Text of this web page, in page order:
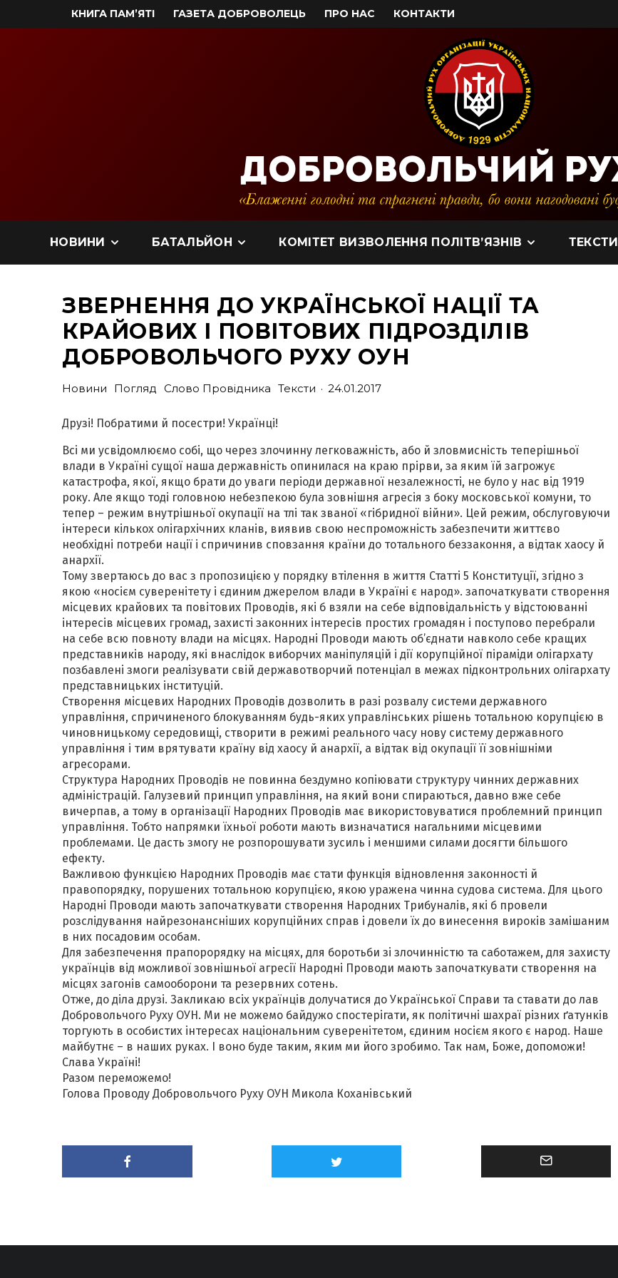
КНИГА ПАМ’ЯТІ ГАЗЕТА ДОБРОВОЛЕЦЬ ПРО НАС КОНТАКТИ
НОВИНИ БАТАЛЬЙОН КОМІТЕТ ВИЗВОЛЕННЯ ПОЛІТВ’ЯЗНІВ ТЕКСТИ
ЗВЕРНЕННЯ ДО УКРАЇНСЬКОЇ НАЦІЇ ТА
КРАЙОВИХ І ПОВІТОВИХ ПІДРОЗДІЛІВ
ДОБРОВОЛЬЧОГО РУХУ ОУН
Новини Погляд Слово Провідника Тексти · 24.01.2017
Друзі! Побратими й посестри! Українці!
Всі ми усвідомлюємо собі, що через злочинну легковажність, або й зловмисність теперішньої
влади в Україні сущої наша державність опинилася на краю прірви, за яким їй загрожує
катастрофа, якої, якщо брати до уваги періоди державної незалежності, не було у нас від 1919
року. Але якщо тоді головною небезпекою була зовнішня агресія з боку московської комуни, то
тепер – режим внутрішньої окупації на тлі так званої «гібридної війни». Цей режим, обслуговуючи
інтереси кількох олігархічних кланів, виявив свою неспроможність забезпечити життєво
необхідні потреби нації і спричинив сповзання країни до тотального беззаконня, а відтак хаосу й
анархії.
Тому звертаюсь до вас з пропозицією у порядку втілення в життя Статті 5 Конституції, згідно з
якою «носієм суверенітету і єдиним джерелом влади в Україні є народ». започаткувати створення
місцевих крайових та повітових Проводів, які б взяли на себе відповідальність у відстоюванні
інтересів місцевих громад, захисті законних інтересів простих громадян і поступово перебрали
на себе всю повноту влади на місцях. Народні Проводи мають об’єднати навколо себе кращих
представників народу, які внаслідок виборчих маніпуляцій і дії корупційної піраміди олігархату
позбавлені змоги реалізувати свій державотворчий потенціал в межах підконтрольних олігархату
представницьких інституцій.
Створення місцевих Народних Проводів дозволить в разі розвалу системи державного
управління, спричиненого блокуванням будь-яких управлінських рішень тотальною корупцією в
чиновницькому середовищі, створити в режимі реального часу нову систему державного
управління і тим врятувати країну від хаосу й анархії, а відтак від окупації її зовнішніми
агресорами.
Структура Народних Проводів не повинна бездумно копіювати структуру чинних державних
адміністрацій. Галузевий принцип управління, на який вони спираються, давно вже себе
вичерпав, а тому в організації Народних Проводів має використовуватися проблемний принцип
управління. Тобто напрямки їхньої роботи мають визначатися нагальними місцевими
проблемами. Це дасть змогу не розпорошувати зусиль і меншими силами досягти більшого
ефекту.
Важливою функцією Народних Проводів має стати функція відновлення законності й
правопорядку, порушених тотальною корупцією, якою уражена чинна судова система. Для цього
Народні Проводи мають започаткувати створення Народних Трибуналів, які б провели
розслідування найрезонансніших корупційних справ і довели їх до винесення вироків замішаним
в них посадовим особам.
Для забезпечення прапорорядку на місцях, для боротьби зі злочинністю та саботажем, для захисту
українців від можливої зовнішньої агресії Народні Проводи мають започаткувати створення на
місцях загонів самооборони та резервних сотень.
Отже, до діла друзі. Закликаю всіх українців долучатися до Української Справи та ставати до лав
Добровольчого Руху ОУН. Ми не можемо байдужо спостерігати, як політичні шахраї різних ґатунків
торгують в особистих інтересах національним суверенітетом, єдиним носієм якого є народ. Наше
майбутнє – в наших руках. І воно буде таким, яким ми його зробимо. Так нам, Боже, допоможи!
Слава Україні!
Разом переможемо!
Голова Проводу Добровольчого Руху ОУН Микола Коханівський